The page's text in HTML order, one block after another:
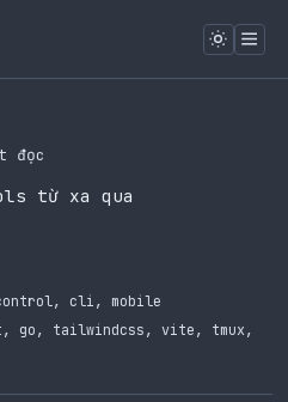
đọc
từ xa qua
, cli, mobile
go, tailwindcss, vite, tmux,